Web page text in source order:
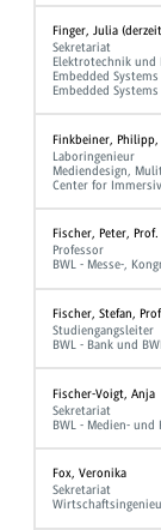
Finger, Julia
Sekretariat
Elektrotechnik und
Embedded
Embedded
Finkbeiner, Philipp,
Laboringenieur
Mediendesign,
Center for
Fischer, Peter,
Professor
BWL - Messe-,
Fischer, Stefan,
Studiengangsleiter
BWL - Bank und
Fischer-Voigt, Anja
Sekretariat
BWL - Medien-
Fox, Veronika
Sekretariat